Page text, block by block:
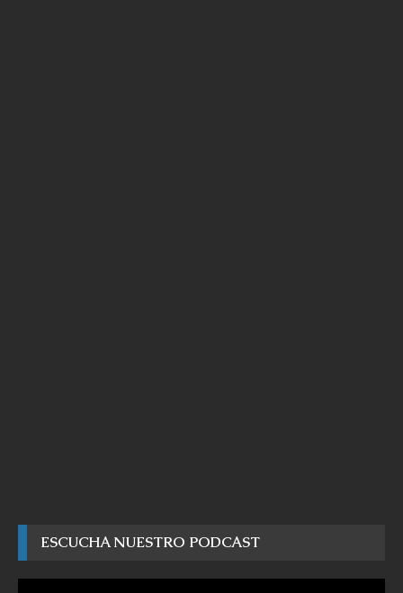
ESCUCHA NUESTRO PODCAST